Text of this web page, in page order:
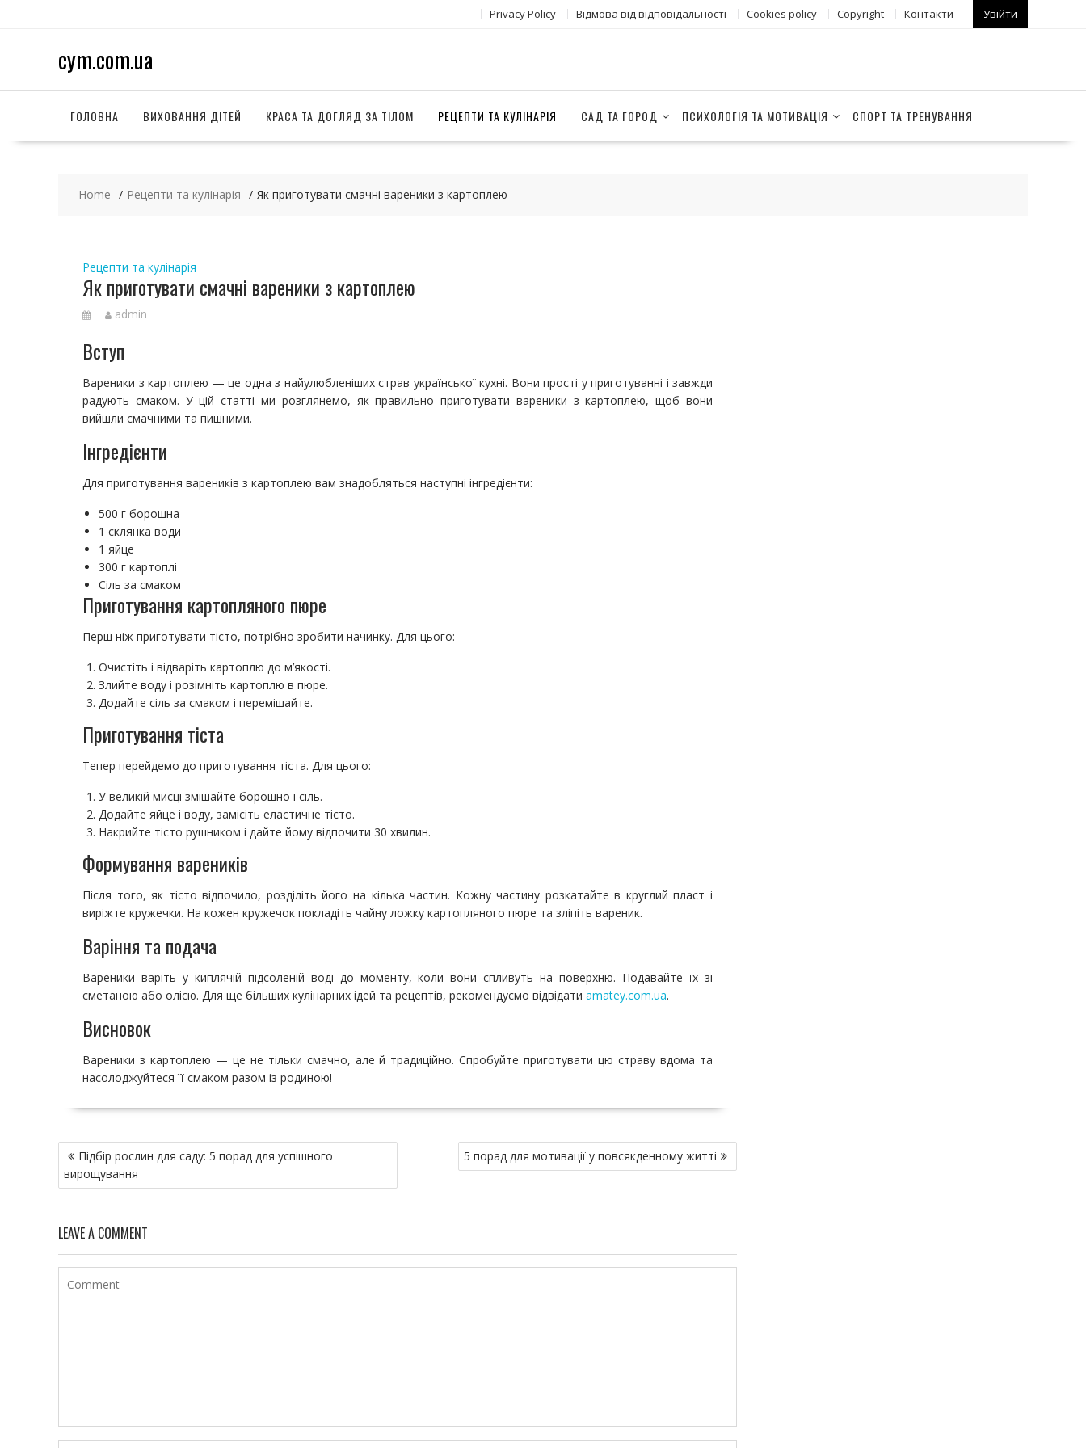
Privacy Policy Відмова від відповідальності Сookies policy Copyright Контакти Увійти
cym.com.ua
ГОЛОВНА ВИХОВАННЯ ДІТЕЙ КРАСА ТА ДОГЛЯД ЗА ТІЛОМ РЕЦЕПТИ ТА КУЛІНАРІЯ САД ТА ГОРОД ПСИХОЛОГІЯ ТА МОТИВАЦІЯ СПОРТ ТА ТРЕНУВАННЯ
Home Рецепти та кулінарія Як приготувати смачні вареники з картоплею
Рецепти та кулінарія
Як приготувати смачні вареники з картоплею
admin
Вступ
Вареники з картоплею — це одна з найулюбленіших страв української кухні. Вони прості у приготуванні і завжди
радують смаком. У цій статті ми розглянемо, як правильно приготувати вареники з картоплею, щоб вони
вийшли смачними та пишними.
Інгредієнти
Для приготування вареників з картоплею вам знадобляться наступні інгредієнти:
500 г борошна
1 склянка води
1 яйце
300 г картоплі
Сіль за смаком
Приготування картопляного пюре
Перш ніж приготувати тісто, потрібно зробити начинку. Для цього:
Очистіть і відваріть картоплю до м’якості.
Злийте воду і розімніть картоплю в пюре.
Додайте сіль за смаком і перемішайте.
Приготування тіста
Тепер перейдемо до приготування тіста. Для цього:
У великій мисці змішайте борошно і сіль.
Додайте яйце і воду, замісіть еластичне тісто.
Накрийте тісто рушником і дайте йому відпочити 30 хвилин.
Формування вареників
Після того, як тісто відпочило, розділіть його на кілька частин. Кожну частину розкатайте в круглий пласт і
виріжте кружечки. На кожен кружечок покладіть чайну ложку картопляного пюре та зліпіть вареник.
Варіння та подача
Вареники варіть у киплячій підсоленій воді до моменту, коли вони спливуть на поверхню. Подавайте їх зі
сметаною або олією. Для ще більших кулінарних ідей та рецептів, рекомендуємо відвідати amatey.com.ua.
Висновок
Вареники з картоплею — це не тільки смачно, але й традиційно. Спробуйте приготувати цю страву вдома та
насолоджуйтеся її смаком разом із родиною!
Н
а
в
г
а
п
Підбір рослин для саду: 5 порад для успішного
вирощування
5 порад для мотивації у повсякденному житті
LEAVE A COMMENT